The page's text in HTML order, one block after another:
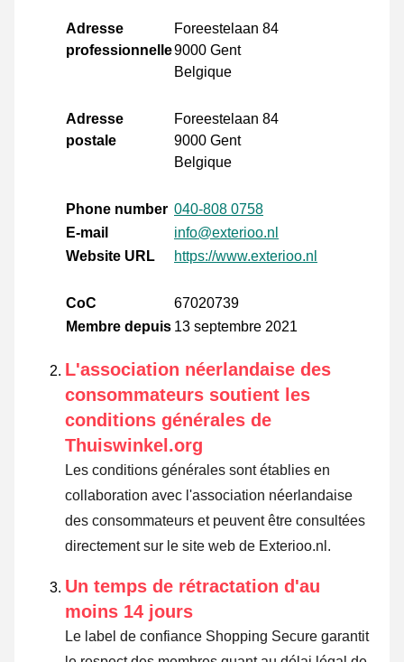
Adresse
professionnelle
Foreestelaan 84
9000 Gent
Belgique
Adresse
postale
Foreestelaan 84
9000 Gent
Belgique
Phone number 040-808 0758
E-mail
info@exterioo.nl
Website URL
https://www.exterioo.nl
CoC
67020739
Membre depuis 13 septembre 2021
L'association néerlandaise des
consommateurs soutient les
conditions générales de
Thuiswinkel.org
Les conditions générales sont établies en
collaboration avec l'association néerlandaise
des consommateurs et peuvent être consultées
directement sur le site web de Exterioo.nl.
Un temps de rétractation d'au
moins 14 jours
Le label de confiance Shopping Secure garantit